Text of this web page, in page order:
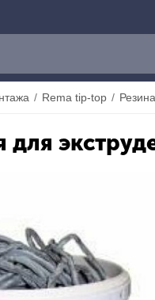
/ Rema tip-top /
для